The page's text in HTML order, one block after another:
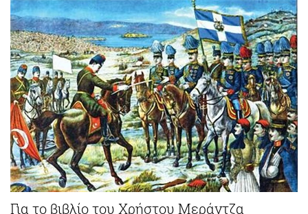
Για το βιβλίο του Χρήστου Μεράντζα